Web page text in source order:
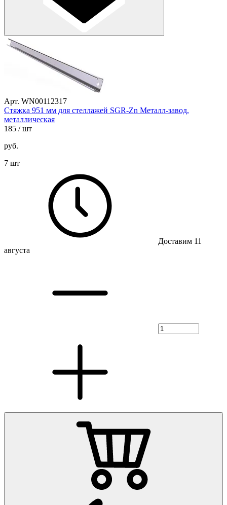
Арт. WN00112317
Стяжка 951 мм для стеллажей SGR-Zn Металл-завод,
металлическая
185 / шт
руб.
7 шт
Доставим 11
августа